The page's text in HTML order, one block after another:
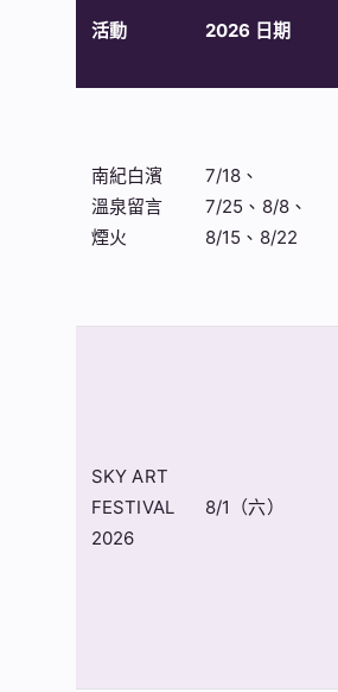
活動 2026 日期
南紀白濱
溫泉留言
煙火
7/18、
7/25、8/8、
8/15、8/22
SKY ART
FESTIVAL
2026
8/1（六）